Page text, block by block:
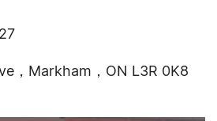
，Markham，ON L3R 0K8